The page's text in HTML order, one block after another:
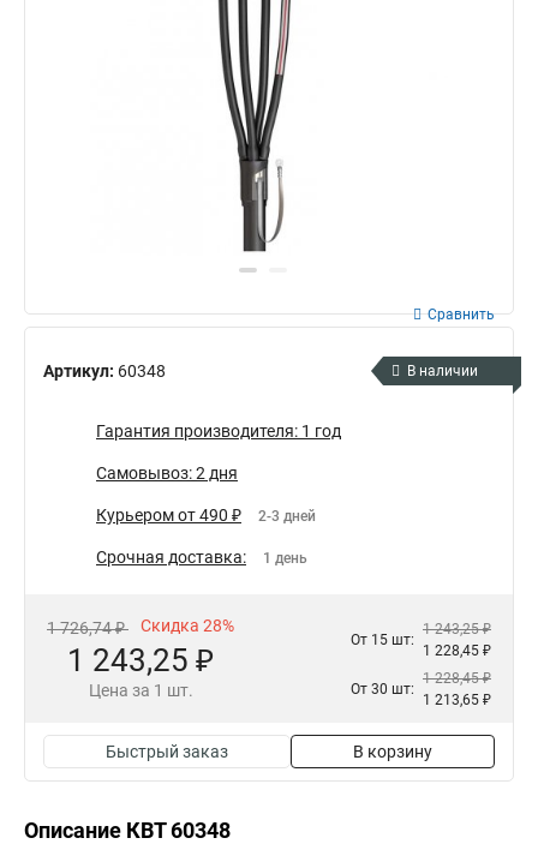
Артикул: 60348
Сравнить
В наличии
Гарантия производителя: 1 год
Самовывоз: 2 дня
Курьером от 490 ₽ 2-3 дней
Срочная доставка: 1 день
1 726,74 ₽ Скидка 28%
1 243,25 ₽
Цена за 1 шт.
От 15 шт:
1 243,25 ₽
1 228,45 ₽
От 30 шт:
1 228,45 ₽
1 213,65 ₽
Быстрый заказ В корзину
Описание КВТ 60348